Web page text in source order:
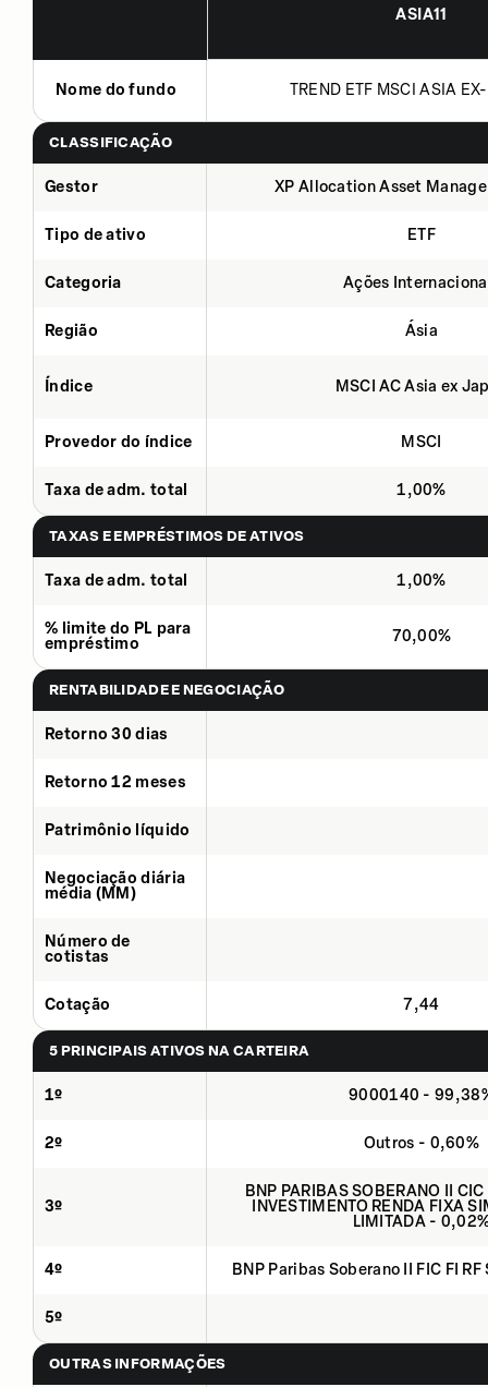
ASIA11
Nome do fundo TREND ETF MSCI ASIA
CLASSIFICAÇÃO
Gestor XP Allocation Asset
Tipo de ativo ETF
Categoria Ações
Região Ásia
Índice MSCI AC Asia ex
Provedor do índice MSCI
Taxa de adm. total 1,00%
TAXAS E EMPRÉSTIMOS DE ATIVOS
Taxa de adm. total 1,00%
% limite do PL para
empréstimo
70,00%
RENTABILIDADE E NEGOCIAÇÃO
Retorno 30 dias
Retorno 12 meses
Patrimônio líquido
Negociação diária
média (MM)
Número de
cotistas
Cotação 7,44
5 PRINCIPAIS ATIVOS NA CARTEIRA
1º 9000140 -
2º Outros - 0,60%
3º
BNP PARIBAS SOBERANO II
INVESTIMENTO RENDA FIXA
LIMITADA -
4º BNP Paribas Soberano II FIC FI
5º
OUTRAS INFORMAÇÕES